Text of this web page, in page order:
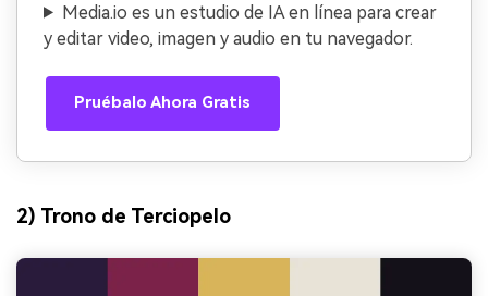
Media.io es un estudio de IA en línea para crear
y editar video, imagen y audio en tu navegador.
Pruébalo Ahora Gratis
2) Trono de Terciopelo